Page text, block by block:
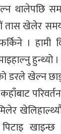
थालेपछि
तास खेलेर
। हामी
हुन्थ्यो
डरले खेल्न
खाइन्छ